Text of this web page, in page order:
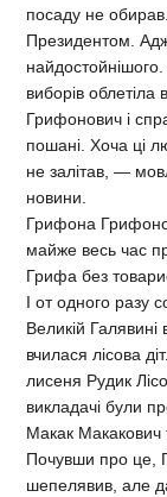
посаду не обирав.
Президентом.
виборів облетіла
Грифонович і
пошані. Хоча ці
не залітав, —
новини.
Грифона
майже весь час
Грифа без
І от одного разу
Великій
вчилася лісова
лисеня Рудик
викладачі були
Макак Макакович
Почувши про це,
шепелявив, але